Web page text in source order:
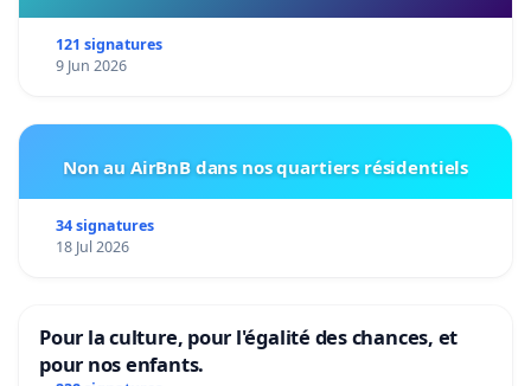
121 signatures
9 Jun 2026
Non au AirBnB dans nos quartiers résidentiels
34 signatures
18 Jul 2026
Pour la culture, pour l'égalité des chances, et
pour nos enfants.